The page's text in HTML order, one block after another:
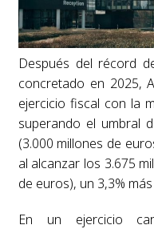
Después del récord
concretado en 2025,
ejercicio fiscal con la
superando el umbral
(3.000 millones de
al alcanzar los 3.675
de euros), un 3,3%
En un ejercicio